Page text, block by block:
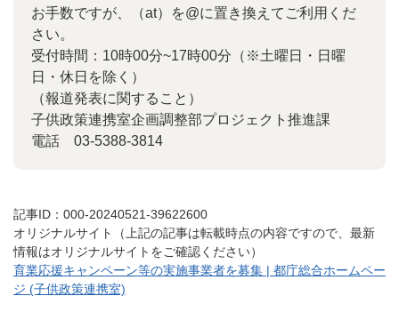
お手数ですが、（at）を@に置き換えてご利用くだ
さい。
受付時間：10時00分~17時00分（※土曜日・日曜
日・休日を除く）
（報道発表に関すること）
子供政策連携室企画調整部プロジェクト推進課
電話 03-5388-3814
記事ID：000-20240521-39622600
オリジナルサイト（上記の記事は転載時点の内容ですので、最新
情報はオリジナルサイトをご確認ください）
育業応援キャンペーン等の実施事業者を募集 | 都庁総合ホームペー
ジ (子供政策連携室)